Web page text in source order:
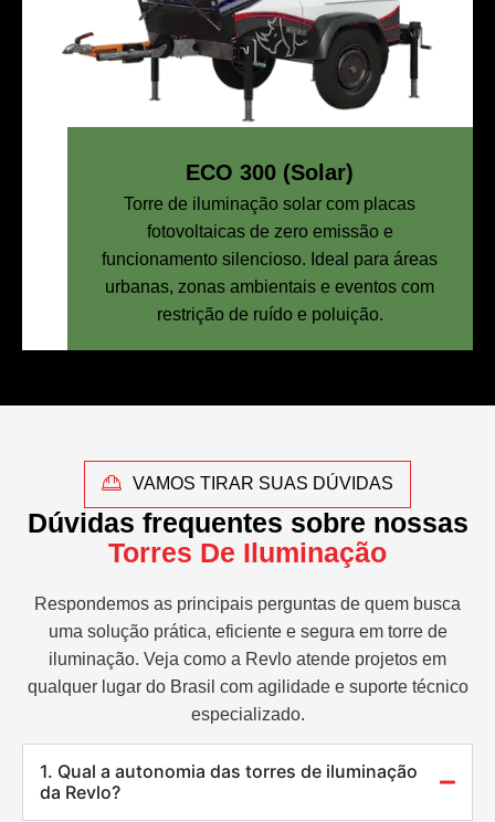
ECO 300 (Solar)
Torre de iluminação solar com placas
fotovoltaicas de zero emissão e
funcionamento silencioso. Ideal para áreas
urbanas, zonas ambientais e eventos com
restrição de ruído e poluição.
VAMOS TIRAR SUAS DÚVIDAS
Dúvidas frequentes sobre nossas
Torres De Iluminação
Respondemos as principais perguntas de quem busca
uma solução prática, eficiente e segura em torre de
iluminação. Veja como a Revlo atende projetos em
qualquer lugar do Brasil com agilidade e suporte técnico
especializado.
1. Qual a autonomia das torres de iluminação
da Revlo?